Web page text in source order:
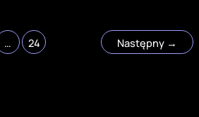
… 24 Następny →